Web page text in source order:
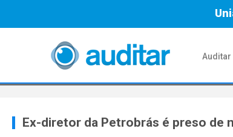
Auditar
Ex-diretor da Petrobrás é preso de